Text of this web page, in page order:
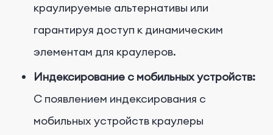
краулируемые альтернативы или
гарантируя доступ к динамическим
элементам для краулеров.
Индексирование с мобильных устройств:
С появлением индексирования с
мобильных устройств краулеры